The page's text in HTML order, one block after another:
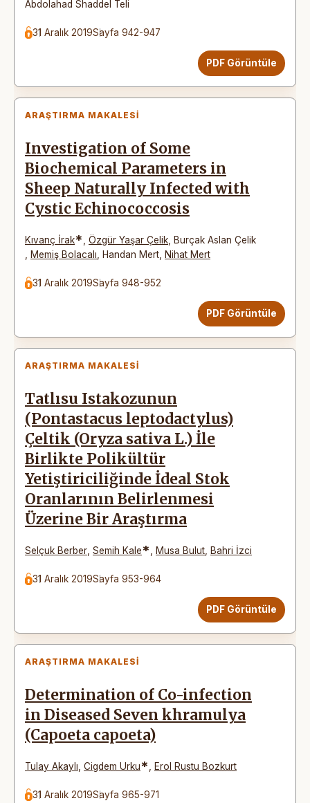
Abdolahad Shaddel Teli
31 Aralık 2019Sayfa 942-947
PDF Görüntüle
ARAŞTIRMA MAKALESI
Investigation of Some
Biochemical Parameters in
Sheep Naturally Infected with
Cystic Echinococcosis
Kıvanç İrak* Özgür Yaşar Çelik
Burçak Aslan Çelik
Memiş Bolacalı Handan Mert Nihat Mert
31 Aralık 2019Sayfa 948-952
PDF Görüntüle
ARAŞTIRMA MAKALESI
Tatlısu Istakozunun
(Pontastacus leptodactylus)
Çeltik (Oryza sativa L.) İle
Birlikte Polikültür
Yetiştiriciliğinde İdeal Stok
Oranlarının Belirlenmesi
Üzerine Bir Araştırma
Selçuk Berber Semih Kale* Musa Bulut Bahri İzci
31 Aralık 2019Sayfa 953-964
PDF Görüntüle
ARAŞTIRMA MAKALESI
Determination of Co-infection
in Diseased Seven khramulya
(Capoeta capoeta)
Tulay Akaylı Cigdem Urku* Erol Rustu Bozkurt
31 Aralık 2019Sayfa 965-971